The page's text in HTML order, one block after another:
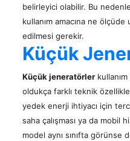
ve
Bulut
Sistemi
Güç
Hesaplama
Kva
Hesaplama
FR
РУС
العربية
belirleyici olabilir. Bu
kullanım amacına ne
edilmesi gerekir.
Küçük
Küçük jeneratörler
oldukça farklı teknik
yedek enerji ihtiyacı için
saha çalışması ya da mobil
model aynı sınıfta görünse